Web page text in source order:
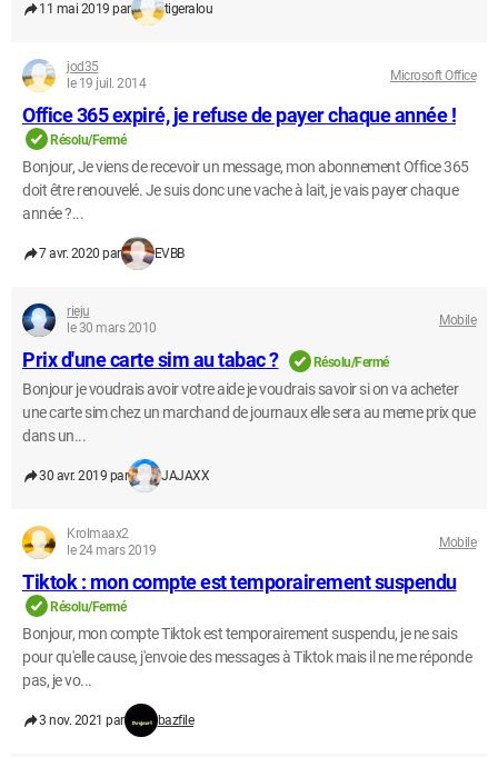
11 mai 2019 par tigeralou
jod35
le 19 juil. 2014
Microsoft Office
Office 365 expiré, je refuse de payer chaque année !
Résolu/Fermé
Bonjour, Je viens de recevoir un message, mon abonnement Office 365
doit être renouvelé. Je suis donc une vache à lait, je vais payer chaque
année ?...
7 avr. 2020 par EVBB
rieju
le 30 mars 2010
Mobile
Prix d'une carte sim au tabac ? Résolu/Fermé
Bonjour je voudrais avoir votre aide je voudrais savoir si on va acheter
une carte sim chez un marchand de journaux elle sera au meme prix que
dans un...
30 avr. 2019 par JAJAXX
Krolmaax2
le 24 mars 2019
Mobile
Tiktok : mon compte est temporairement suspendu
Résolu/Fermé
Bonjour, mon compte Tiktok est temporairement suspendu, je ne sais
pour qu'elle cause, j'envoie des messages à Tiktok mais il ne me réponde
pas, je vo...
3 nov. 2021 par bazfile